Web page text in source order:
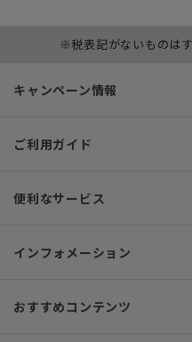
※税表記がないものは
キャンペーン情報
ご利用ガイド
便利なサービス
インフォメーション
おすすめコンテンツ